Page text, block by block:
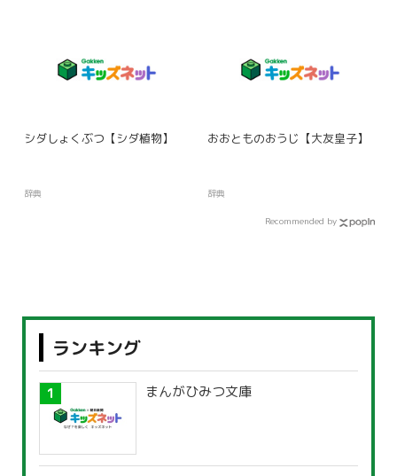
シダしょくぶつ【シダ植物】
辞典
おおとものおうじ【大友皇子】
辞典
Recommended by
ランキング
まんがひみつ文庫